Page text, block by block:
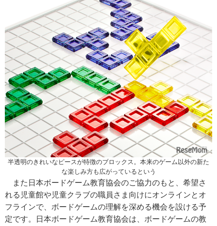
半透明のきれいなピースが特徴のブロックス。本来のゲーム以外の新た
な楽しみ方も広がっているという
また日本ボードゲーム教育協会のご協力のもと、希望さ
れる児童館や児童クラブの職員さま向けにオンラインとオ
フラインで、ボードゲームの理解を深める機会を設ける予
定です。日本ボードゲーム教育協会は、ボードゲームの教